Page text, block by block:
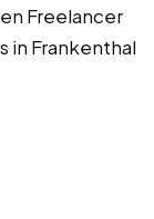
Freelancer
in Frankenthal